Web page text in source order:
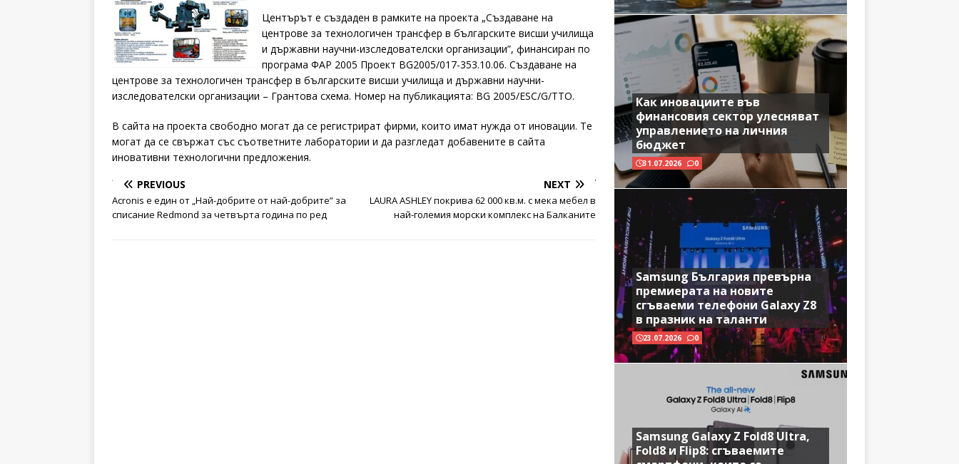
Центърът е създаден в рамките на проекта „Създаване на
центрове за технологичен трансфер в българските висши училища
и държавни научни-изследователски организации”, финансиран по
програма ФАР 2005 Проект BG2005/017-353.10.06. Създаване на
центрове за технологичен трансфер в българските висши училища и държавни научни-
изследователски организации – Грантова схема. Номер на публикацията: BG 2005/ESC/G/TTO.
В сайта на проекта свободно могат да се регистрират фирми, които имат нужда от иновации. Те
могат да се свържат със съответните лаборатории и да разгледат добавените в сайта
иновативни технологични предложения.
PREVIOUS
Acronis е един от „Най-добрите от най-добрите” за
списание Redmond за четвърта година по ред
NEXT
LAURA ASHLEY покрива 62 000 кв.м. с мека мебел в
най-големия морски комплекс на Балканите
Как иновациите във
финансовия сектор улесняват
управлението на личния
бюджет
31.07.2026 0
Samsung България превърна
премиерата на новите
сгъваеми телефони Galaxy Z8
в празник на таланти
23.07.2026 0
Samsung Galaxy Z Fold8 Ultra,
Fold8 и Flip8: сгъваемите